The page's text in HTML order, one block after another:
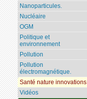
Nanoparticules.
Nucléaire
OGM
Politique et
environnement
Pollution
Pollution
électromagnétique.
Santé nature innovations
Vidéos